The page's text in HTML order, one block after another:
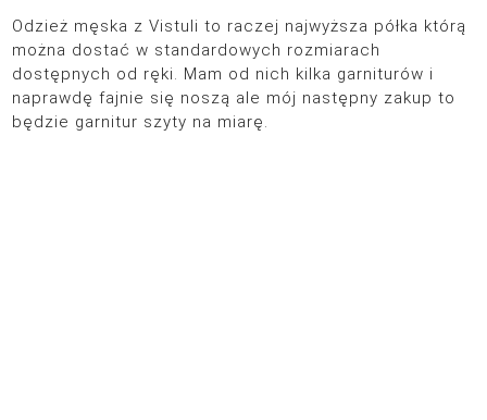
Odzież męska z Vistuli to raczej najwyższa półka którą
można dostać w standardowych rozmiarach
dostępnych od ręki. Mam od nich kilka garniturów i
naprawdę fajnie się noszą ale mój następny zakup to
będzie garnitur szyty na miarę.